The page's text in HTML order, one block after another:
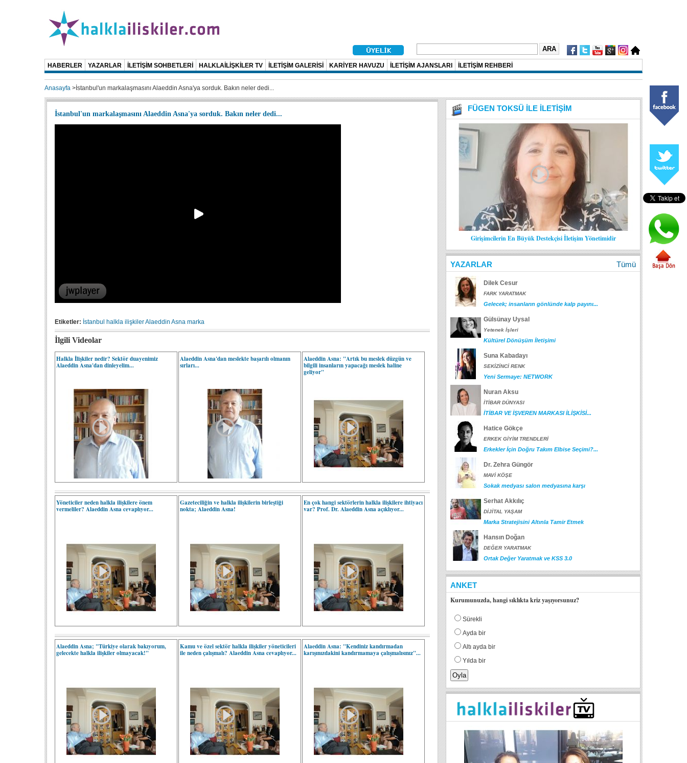
HABERLER YAZARLAR İLETİŞİM SOHBETLERİ HALKLAİLİŞKİLER TV İLETİŞİM GALERİSİ KARİYER HAVUZU İLETİŞİM AJANSLARI İLETİŞİM REHBERİ
Anasayfa > İstanbul'un markalaşmasını Alaeddin Asna'ya sorduk. Bakın neler dedi...
İstanbul'un markalaşmasını Alaeddin Asna'ya sorduk. Bakın neler dedi...
Etiketler: İstanbul halkla ilişkilerAlaeddin Asna marka
İlgili Videolar
Halkla İlişkiler nedir? Sektör duayenimiz
Alaeddin Asna'dan dinleyelim...
Alaeddin Asna'dan meslekte başarılı olmanın
sırları...
Alaeddin Asna: "Artık bu meslek düzgün ve
bilgili insanların yapacağı meslek haline
geliyor"
Yöneticiler neden halkla ilişkilere önem
vermeliler? Alaeddin Asna cevaplıyor...
Gazeteciliğin ve halkla ilişkilerin birleştiği
nokta; Alaeddin Asna!
En çok hangi sektörlerin halkla ilişkilere ihtiyacı
var? Prof. Dr. Alaeddin Asna açıklıyor...
Alaeddin Asna; "Türkiye olarak bakıyorum,
gelecekte halkla ilişkiler olmayacak!"
Kamu ve özel sektör halkla ilişkiler yöneticileri
ile neden çalışmalı? Alaeddin Asna cevaplıyor...
Alaeddin Asna: "Kendiniz kandırmadan
karışınızdakini kandırmamaya çalışmalısınız"...
FÜGEN TOKSÜ İLE İLETİŞİM
Girişimcilerin En Büyük Destekçisi İletişim Yönetimidir
YAZARLAR Tümü
Dilek Cesur
FARK YARATMAK
Gelecek; insanların gönlünde kalp payını...
Gülsünay Uysal
Yetenek İşleri
Kültürel Dönüşüm İletişimi
Suna Kabadayı
SEKİZİNCİ RENK
Yeni Sermaye: NETWORK
Nuran Aksu
İTİBAR DÜNYASI
İTİBAR VE İŞVEREN MARKASI İLİŞKİSİ...
Hatice Gökçe
ERKEK GİYİM TRENDLERİ
Erkekler İçin Doğru Takım Elbise Seçimi?...
Dr. Zehra Güngör
MAVİ KÖŞE
Sokak medyası salon medyasına karşı
Serhat Akkılıç
DİJİTAL YAŞAM
Marka Stratejisini Altınla Tamir Etmek
Hansın Doğan
DEĞER YARATMAK
Ortak Değer Yaratmak ve KSS 3.0
ANKET
Kurumunuzda, hangi sıklıkta kriz yaşıyorsunuz?
Sürekli
Ayda bir
Altı ayda bir
Yılda bir